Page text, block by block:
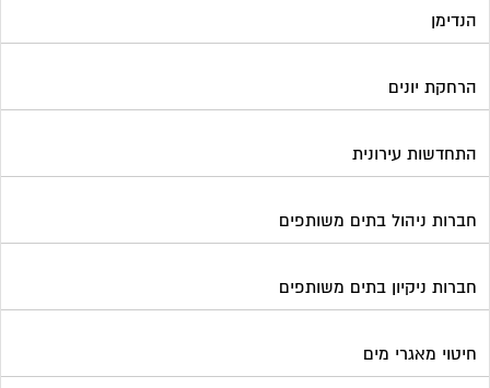
הנדימן
הרחקת יונים
התחדשות עירונית
חברות ניהול בתים משותפים
חברות ניקיון בתים משותפים
חיטוי מאגרי מים
וועדי בתים ודיירים
הצטרפו עכשיו לקבוצת
הפייסבוק הגדולה בישראל
הדיור בבית המשותף!!!
להצטרפות לחצו על התמונה או על הכפתור ושלחו בקשת הצטרפות בדף